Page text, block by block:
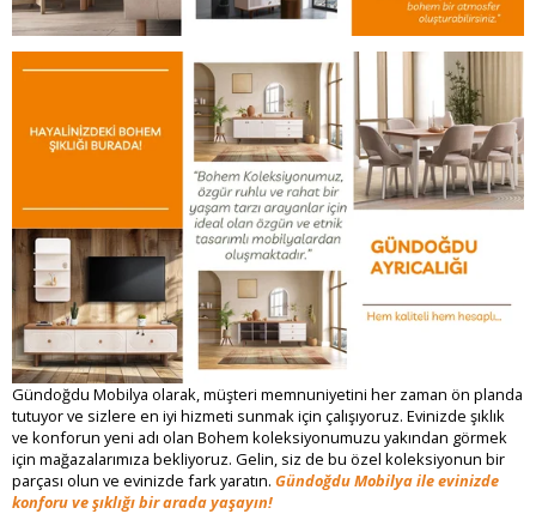
Gündoğdu Mobilya olarak, müşteri memnuniyetini her zaman ön planda
tutuyor ve sizlere en iyi hizmeti sunmak için çalışıyoruz. Evinizde şıklık
ve konforun yeni adı olan Bohem koleksiyonumuzu yakından görmek
için mağazalarımıza bekliyoruz. Gelin, siz de bu özel koleksiyonun bir
parçası olun ve evinizde fark yaratın. Gündoğdu Mobilya ile evinizde
konforu ve şıklığı bir arada yaşayın!